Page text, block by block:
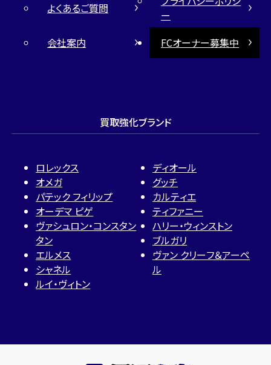
よくあるご質問
ー
会社案内
FCオーナー募集中
買取強化ブランド
ロレックス
オメガ
パテック フィリップ
オーデマ ピゲ
ヴァシュロン・コンスタン
タン
エルメス
シャネル
ルイ・ヴィトン
ディオール
グッチ
カルティエ
ティファニー
ハリー・ウィンストン
ブルガリ
ヴァン クリーフ＆アーペ
ル